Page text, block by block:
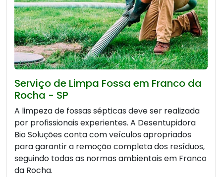
Serviço de Limpa Fossa em Franco da
Rocha - SP
A limpeza de fossas sépticas deve ser realizada
por profissionais experientes. A Desentupidora
Bio Soluções conta com veículos apropriados
para garantir a remoção completa dos resíduos,
seguindo todas as normas ambientais em Franco
da Rocha.